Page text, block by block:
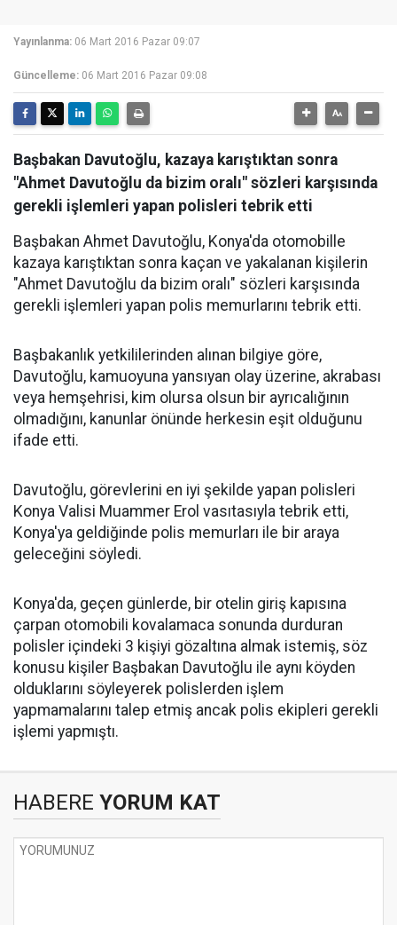
Yayınlanma: 06 Mart 2016 Pazar 09:07
Güncelleme: 06 Mart 2016 Pazar 09:08
Başbakan Davutoğlu, kazaya karıştıktan sonra
"Ahmet Davutoğlu da bizim oralı" sözleri karşısında
gerekli işlemleri yapan polisleri tebrik etti
Başbakan Ahmet Davutoğlu, Konya'da otomobille
kazaya karıştıktan sonra kaçan ve yakalanan kişilerin
"Ahmet Davutoğlu da bizim oralı" sözleri karşısında
gerekli işlemleri yapan polis memurlarını tebrik etti.
Başbakanlık yetkililerinden alınan bilgiye göre,
Davutoğlu, kamuoyuna yansıyan olay üzerine, akrabası
veya hemşehrisi, kim olursa olsun bir ayrıcalığının
olmadığını, kanunlar önünde herkesin eşit olduğunu
ifade etti.
Davutoğlu, görevlerini en iyi şekilde yapan polisleri
Konya Valisi Muammer Erol vasıtasıyla tebrik etti,
Konya'ya geldiğinde polis memurları ile bir araya
geleceğini söyledi.
Konya'da, geçen günlerde, bir otelin giriş kapısına
çarpan otomobili kovalamaca sonunda durduran
polisler içindeki 3 kişiyi gözaltına almak istemiş, söz
konusu kişiler Başbakan Davutoğlu ile aynı köyden
olduklarını söyleyerek polislerden işlem
yapmamalarını talep etmiş ancak polis ekipleri gerekli
işlemi yapmıştı.
HABERE YORUM KAT